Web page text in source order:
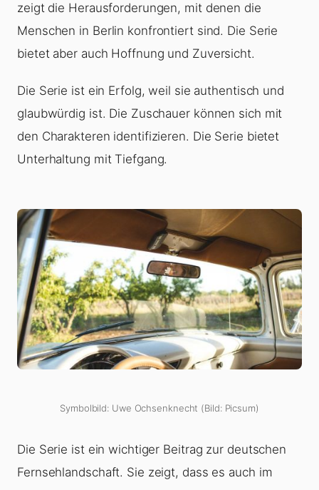
zeigt die Herausforderungen, mit denen die
Menschen in Berlin konfrontiert sind. Die Serie
bietet aber auch Hoffnung und Zuversicht.
Die Serie ist ein Erfolg, weil sie authentisch und
glaubwürdig ist. Die Zuschauer können sich mit
den Charakteren identifizieren. Die Serie bietet
Unterhaltung mit Tiefgang.
Symbolbild: Uwe Ochsenknecht (Bild: Picsum)
Die Serie ist ein wichtiger Beitrag zur deutschen
Fernsehlandschaft. Sie zeigt, dass es auch im